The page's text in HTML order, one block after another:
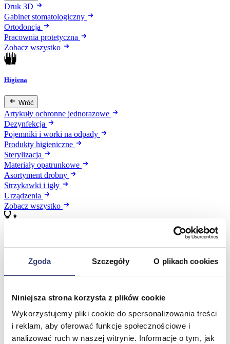
Zgoda Szczegóły O plikach cookies
Niniejsza strona korzysta z plików cookie
Wykorzystujemy pliki cookie do spersonalizowania treści
i reklam, aby oferować funkcje społecznościowe i
analizować ruch w naszej witrynie. Informacje o tym, jak
Druk 3D
Gabinet stomatologiczny
Ortodoncja
Pracownia protetyczna
Zobacz wszystko
Higiena
Wróć
Artykuły ochronne jednorazowe
Dezynfekcja
Pojemniki i worki na odpady
Produkty higieniczne
Sterylizacja
Materiały opatrunkowe
Asortyment drobny
Strzykawki i igły
Urządzenia
Zobacz wszystko
Wróć
Inhalatory
Instrumenty diagnostyczne
Artykuły Przeciwodleżynowe
Stetoskopy
Termometry